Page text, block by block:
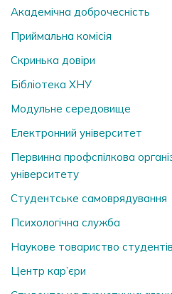
Академічна доброчесність
Приймальна комісія
Скринька довiри
Бібліотека ХНУ
Модульне середовище
Електронний університет
Первинна профспілкова
університету
Студентське самоврядування
Психологічна служба
Наукове товариство
Центр кар’єри